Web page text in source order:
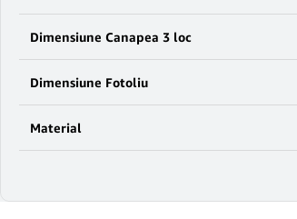
Dimensiune Canapea 3 loc
Dimensiune Fotoliu
Material